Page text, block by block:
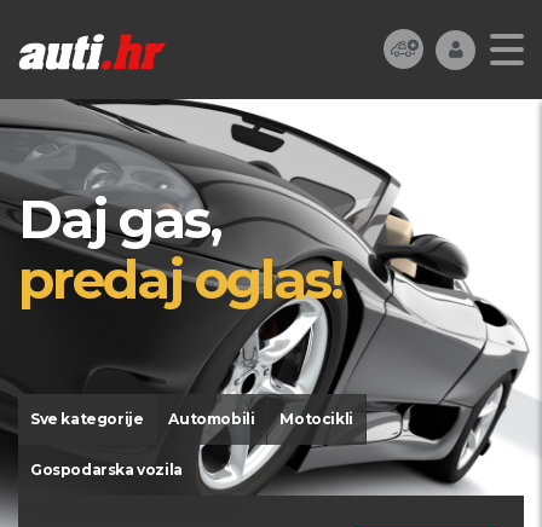
Daj gas,
predaj oglas!
Sve kategorije Automobili Motocikli
Gospodarska vozila